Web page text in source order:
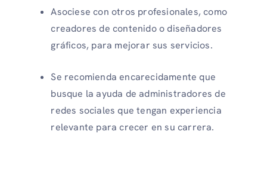
Asociese con otros profesionales, como
creadores de contenido o diseñadores
gráficos, para mejorar sus servicios.
Se recomienda encarecidamente que
busque la ayuda de administradores de
redes sociales que tengan experiencia
relevante para crecer en su carrera.